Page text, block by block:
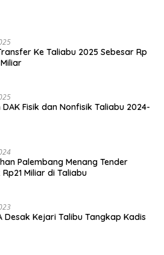
Ke Taliabu 2025 Sebesar Rp
DAK Fisik dan Nonfisik Taliabu 2024-
Palembang Menang Tender
Miliar di Taliabu
Desak Kejari Talibu Tangkap Kadis